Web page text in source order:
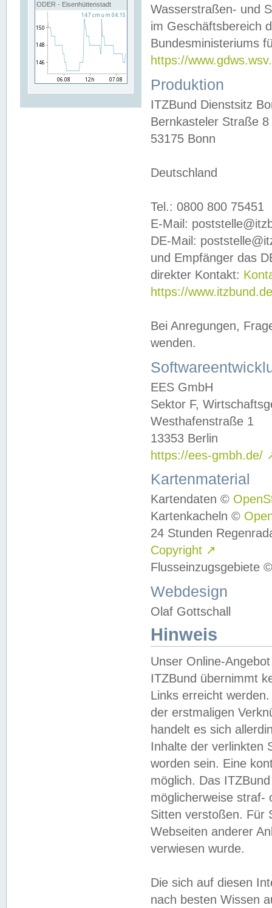
ODER - Eisenhüttenstadt
Wasserstraßen- und
im Geschäftsbereich
Bundesministeriums
https://
Produktion
ITZBund Dienstsitz
Bernkasteler Straße 8
53175 Bonn
Deutschland
Tel.: 0800 800 75451
E-Mail:
DE-Mail:
und Empfänger das
direkter Kontakt:
https://
Bei Anregungen,
wenden.
EES GmbH
Sektor F,
Westhafenstraße 1
13353 Berlin
https://ees-gmbh.de/
Kartenmaterial
Kartendaten ©
Kartenkacheln ©
24 Stunden
Copyright ↗
Flusseinzugsgebiete
Webdesign
Olaf Gottschall
Hinweis
Unser Online-
ITZBund übernimmt
Links erreicht
der erstmaligen
handelt es sich
Inhalte der verlinkten
worden sein. Eine
möglich. Das
möglicherweise straf-
Sitten verstoßen. Für
Webseiten anderer
verwiesen wurde.
Die sich auf diesen
nach besten Wissen